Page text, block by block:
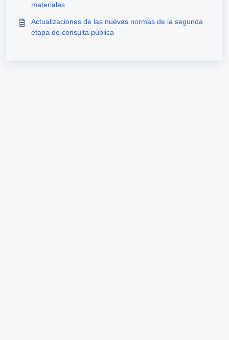
materiales
Actualizaciones de las nuevas normas de la segunda
etapa de consulta pública